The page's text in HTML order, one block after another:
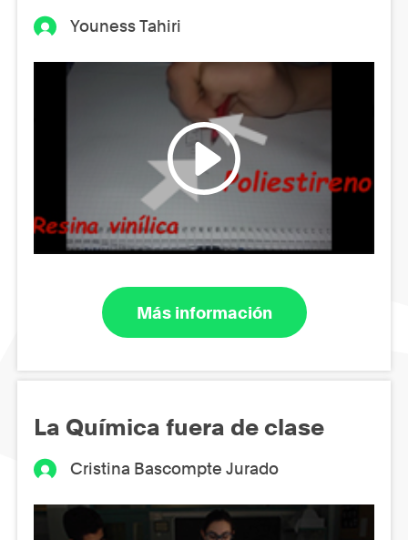
Youness Tahiri
Más información
La Química fuera de clase
Cristina Bascompte Jurado